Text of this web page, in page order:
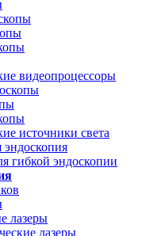
видеопроцессоры
источники света
эндоскопия
гибкой эндоскопии
лазеры
лазеры